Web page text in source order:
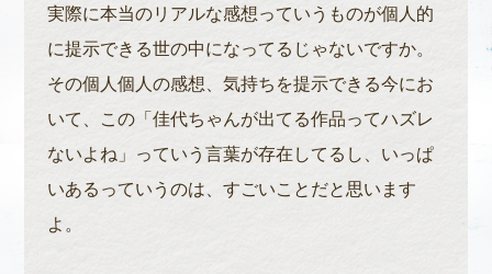
実際に本当のリアルな感想っていうものが個人的
に提示できる世の中になってるじゃないですか。
その個人個人の感想、気持ちを提示できる今にお
いて、この「佳代ちゃんが出てる作品ってハズレ
ないよね」っていう言葉が存在してるし、いっぱ
いあるっていうのは、すごいことだと思います
よ。